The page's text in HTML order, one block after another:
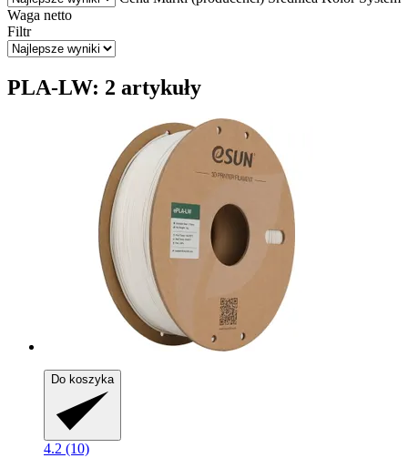
Waga netto
Filtr
PLA-LW: 2 artykuły
Do koszyka
4.2 (10)